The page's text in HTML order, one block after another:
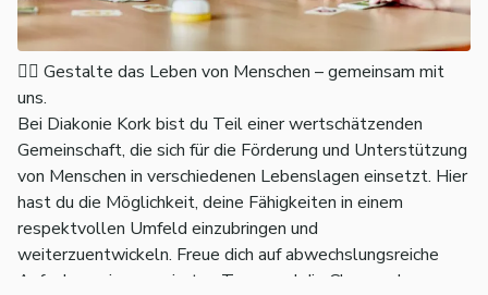
👉🏼 Gestalte das Leben von Menschen – gemeinsam mit
uns.
Bei Diakonie Kork bist du Teil einer wertschätzenden
Gemeinschaft, die sich für die Förderung und Unterstützung
von Menschen in verschiedenen Lebenslagen einsetzt. Hier
hast du die Möglichkeit, deine Fähigkeiten in einem
respektvollen Umfeld einzubringen und
weiterzuentwickeln. Freue dich auf abwechslungsreiche
Aufgaben, ein engagiertes Team und die Chance, den